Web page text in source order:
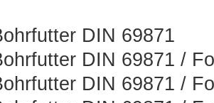
DIN 69871
DIN 69871 /
DIN 69871 /